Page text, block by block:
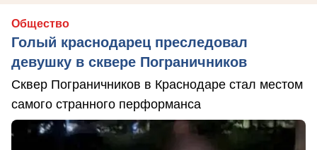
Общество
Голый краснодарец преследовал
девушку в сквере Пограничников
Сквер Пограничников в Краснодаре стал местом
самого странного перформанса